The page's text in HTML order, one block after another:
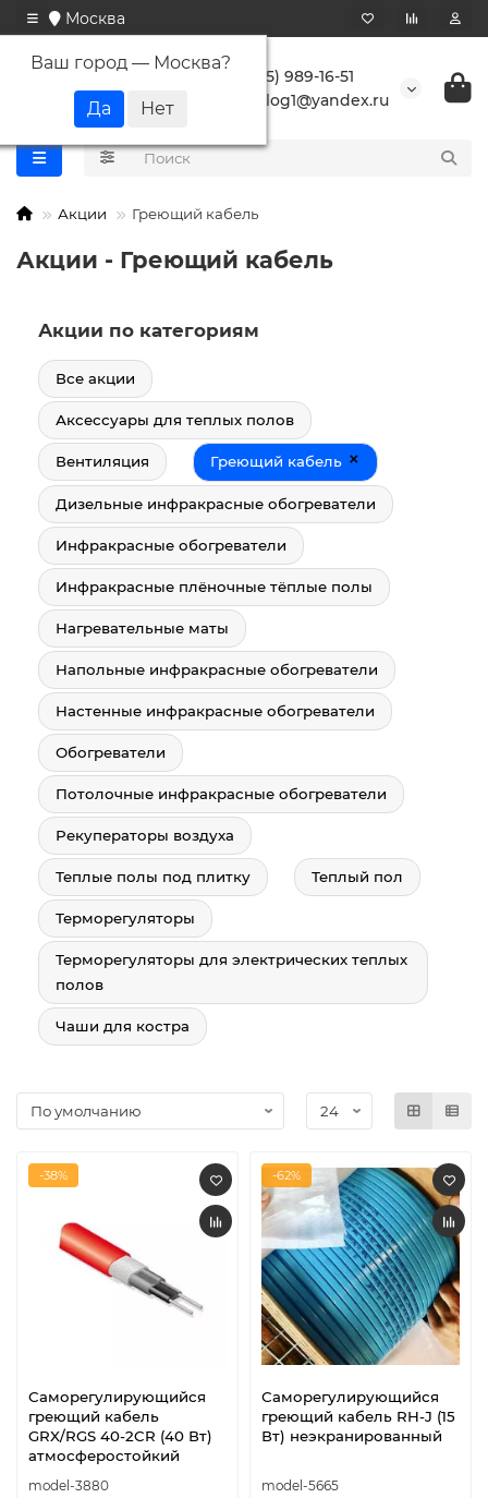
Москва
Ваш город — Москва?
+7 (495) 989-16-51
buranlog1@yandex.ru
Акции Греющий кабель
Акции - Греющий кабель
Акции по категориям
Все акции
Аксессуары для теплых полов
Вентиляция Греющий кабель ×
Дизельные инфракрасные обогреватели
Инфракрасные обогреватели
Инфракрасные плёночные тёплые полы
Нагревательные маты
Напольные инфракрасные обогреватели
Настенные инфракрасные обогреватели
Обогреватели
Потолочные инфракрасные обогреватели
Рекуператоры воздуха
Теплые полы под плитку Теплый пол
Терморегуляторы
Терморегуляторы для электрических теплых
полов
Чаши для костра
-38%
Саморегулирующийся
греющий кабель
GRX/RGS 40-2CR (40 Вт)
атмосферостойкий
model-3880
-62%
Саморегулирующийся
греющий кабель RH-J (15
Вт) неэкранированный
model-5665